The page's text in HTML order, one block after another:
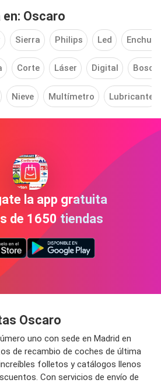
Oscaro
Sierra Philips Led Enchufe
Corte Láser Digital Bosch
Nieve Multímetro Lubricante
la app gratuita
de 1650 tiendas
Oscaro
uno con sede en Madrid en
de recambio de coches de última
folletos y catálogos llenos
Con servicios de envío de